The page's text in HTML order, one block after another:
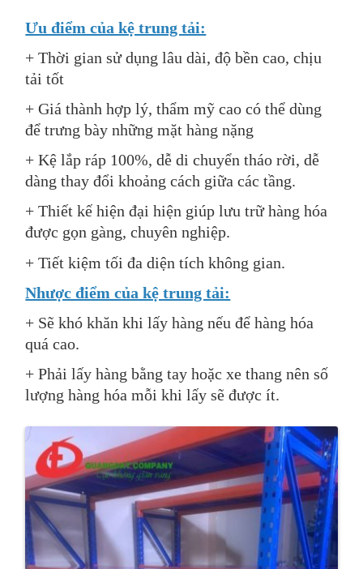
Ưu điểm của kệ trung tải:
+ Thời gian sử dụng lâu dài, độ bền cao, chịu
tải tốt
+ Giá thành hợp lý, thẩm mỹ cao có thể dùng
để trưng bày những mặt hàng nặng
+ Kệ lắp ráp 100%, dễ di chuyển tháo rời, dễ
dàng thay đổi khoảng cách giữa các tầng.
+ Thiết kế hiện đại hiện giúp lưu trữ hàng hóa
được gọn gàng, chuyên nghiệp.
+ Tiết kiệm tối đa diện tích không gian.
Nhược điểm của kệ trung tải:
+ Sẽ khó khăn khi lấy hàng nếu để hàng hóa
quá cao.
+ Phải lấy hàng bằng tay hoặc xe thang nên số
lượng hàng hóa mỗi khi lấy sẽ được ít.